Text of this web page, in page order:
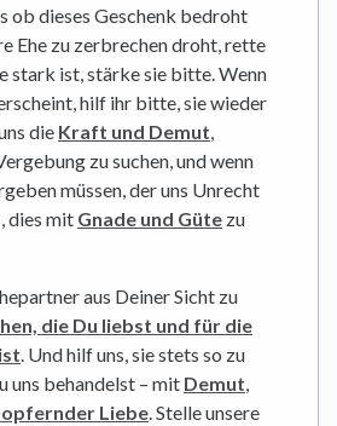
ob dieses Geschenk bedroht
Ehe zu zerbrechen droht, rette
stark ist, stärke sie bitte. Wenn
hilf ihr bitte, sie wieder
die Kraft und Demut,
zu suchen, und wenn
müssen, der uns Unrecht
dies mit Gnade und Güte zu
aus Deiner Sicht zu
die Du liebst und für die
. Und hilf uns, sie stets so zu
uns behandelst – mit Demut,
Liebe. Stelle unsere